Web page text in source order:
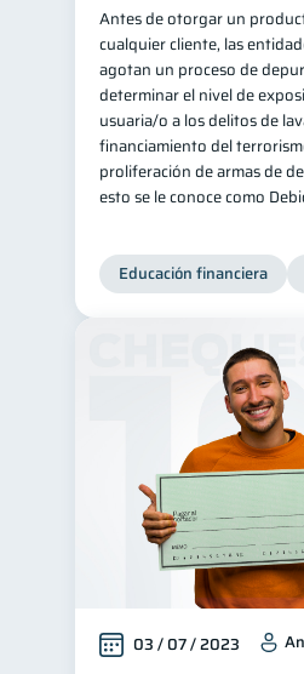
Antes de otorgar un
cualquier cliente, las
agotan un proceso de
determinar el nivel de
usuaria/o a los delitos de
financiamiento del
proliferación de armas de
esto se le conoce como
Educación financiera
03 / 07 / 2023